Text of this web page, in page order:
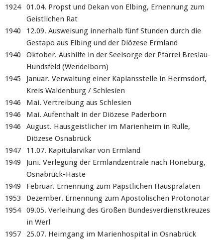
1924
01.04. Propst und Dekan von Elbing, Ernennung zum
Geistlichen Rat
1940
12.09. Ausweisung innerhalb fünf Stunden durch die
Gestapo aus Elbing und der Diözese Ermland
1940
Oktober. Aushilfe in der Seelsorge der Pfarrei Breslau-
Hundsfeld (Wendelborn)
1945
Januar. Verwaltung einer Kaplansstelle in Hermsdorf,
Kreis Waldenburg / Schlesien
1946
Mai. Vertreibung aus Schlesien
1946
Mai. Aufenthalt in der Diözese Paderborn
1946
August. Hausgeistlicher im Marienheim in Rulle,
Diözese Osnabrück
1947
11.07. Kapitularvikar von Ermland
1949
Juni. Verlegung der Ermlandzentrale nach Honeburg,
Osnabrück-Haste
1949
Februar. Ernennung zum Päpstlichen Hausprälaten
1953
Dezember. Ernennung zum Apostolischen Protonotar
1954
09.05. Verleihung des Großen Bundesverdienstkreuzes
in Werl
1957
25.07. Heimgang im Marienhospital in Osnabrück